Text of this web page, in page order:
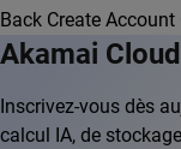
Back Create Account
Akamai Cloud
Inscrivez-vous dès
calcul IA, de